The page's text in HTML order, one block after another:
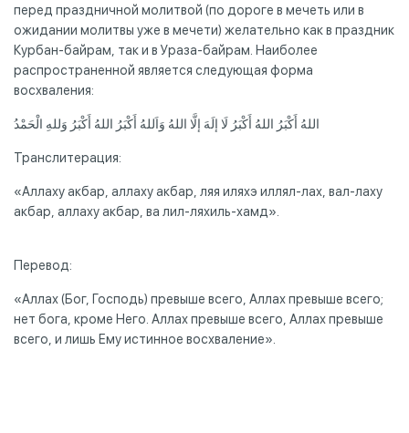
перед праздничной молитвой (по дороге в мечеть или в
ожидании молитвы уже в мечети) желательно как в праздник
Курбан-байрам, так и в Ураза-байрам. Наиболее
распространенной является следующая форма
восхваления:
اللهُ أَكْبَرُ اللهُ أَكْبَرُ لَا إلَهَ إلَّا اللهُ وَاَللهُ أَكْبَرُ اللهُ أَكْبَرُ وَللهِ الْحَمْدُ
Транслитерация:
«Аллаху акбар, аллаху акбар, ляя иляхэ иллял-лах, вал-лаху
акбар, аллаху акбар, ва лил-ляхиль-хамд».
Перевод:
«Аллах (Бог, Господь) превыше всего, Аллах превыше всего;
нет бога, кроме Него. Аллах превыше всего, Аллах превыше
всего, и лишь Ему истинное восхваление».